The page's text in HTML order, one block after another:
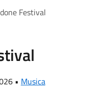
Festival
• Musica